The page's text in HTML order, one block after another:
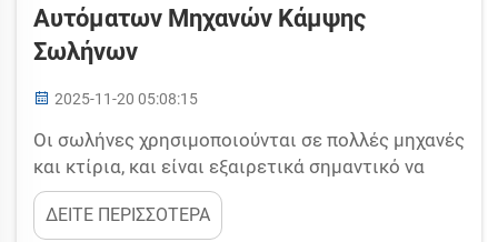
Αυτόματων Μηχανών Κάμψης
Σωλήνων
2025-11-20 05:08:15
Οι σωλήνες χρησιμοποιούνται σε πολλές μηχανές
και κτίρια, και είναι εξαιρετικά σημαντικό να
διαμορφώνονται με ακρίβεια. Η Yuetai παράγει
πλήρως αυτόματες μηχανές κάμψης σωλήνων
ΔΕΙΤΕ ΠΕΡΙΣΣΟΤΕΡΑ